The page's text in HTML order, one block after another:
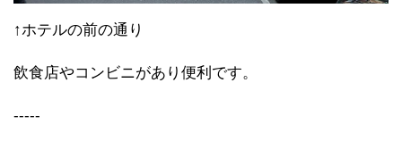
↑ホテルの前の通り
飲食店やコンビニがあり便利です。
-----